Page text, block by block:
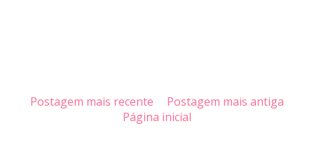
Postagem mais recente
Postagem mais antiga
Página inicial